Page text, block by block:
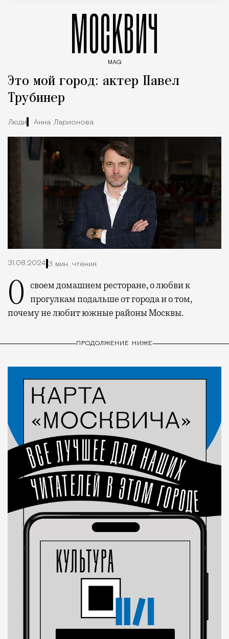
МОСКВИЧ
MAG
Это мой город: актер Павел
Трубинер
Люди Анна Ларионова
31.08.2024 3 мин. чтения
О своем домашнем ресторане, о любви к прогулкам подальше от города и о том,
почему не любит южные районы Москвы.
ПРОДОЛЖЕНИЕ НИЖЕ